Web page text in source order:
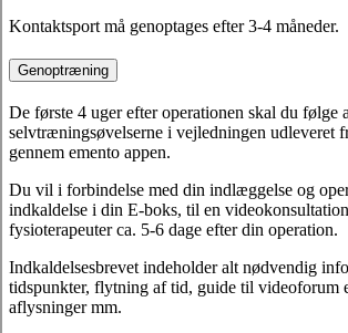
Kontaktsport må genoptages efter 3-4 måneder.
Genoptræning
De første 4 uger efter operationen skal du følge
selvtræningsøvelserne i vejledningen udleveret
gennem emento appen.
Du vil i forbindelse med din indlæggelse og
indkaldelse i din E-boks, til en
fysioterapeuter ca. 5-6 dage efter din operation.
Indkaldelsesbrevet indeholder alt nødvendig
tidspunkter, flytning af tid, guide til videoforum
aflysninger mm.